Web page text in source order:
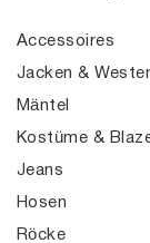
Accessoires
Jacken &
Mäntel
Kostüme &
Jeans
Hosen
Röcke